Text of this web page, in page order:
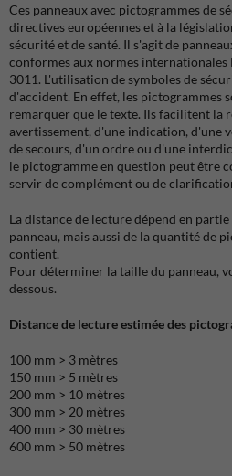
Ces panneaux avec pictogrammes de
directives européennes et à la
sécurité et de santé. Il s'agit de
conformes aux normes internationales
3011. L'utilisation de symboles de
d'accident. En effet, les pictogrammes
remarquer que le texte. Ils facilitent la
avertissement, d'une indication, d'une
de secours, d'un ordre ou d'une
le pictogramme en question peut être
servir de complément ou de
La distance de lecture dépend en
panneau, mais aussi de la quantité de
contient.
Pour déterminer la taille du panneau,
dessous.
Distance de lecture estimée des
100 mm > 3 mètres
150 mm > 5 mètres
200 mm > 10 mètres
300 mm > 20 mètres
400 mm > 30 mètres
600 mm > 50 mètres